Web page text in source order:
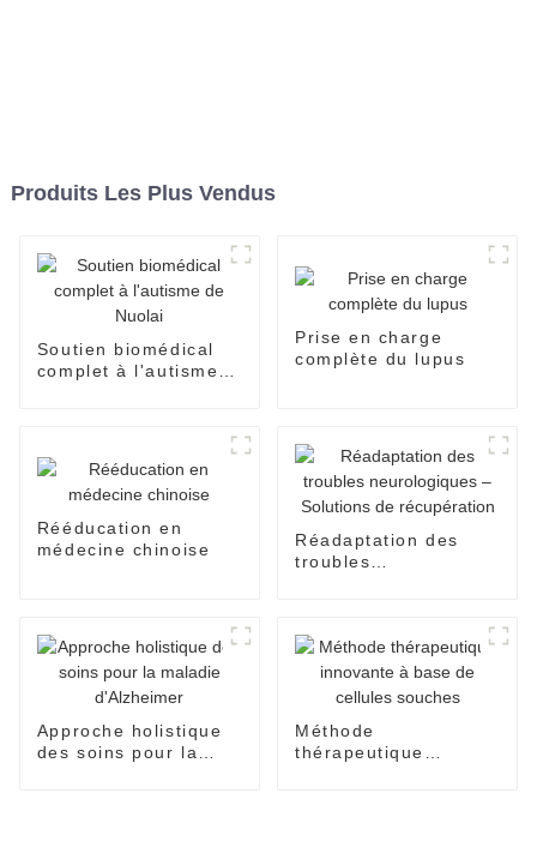
Produits Les Plus Vendus
Soutien biomédical
complet à l'autisme
Prise en charge
complète du lupus
Rééducation en
médecine chinoise
Réadaptation des
troubles
Approche holistique
des soins pour la
Méthode
thérapeutique